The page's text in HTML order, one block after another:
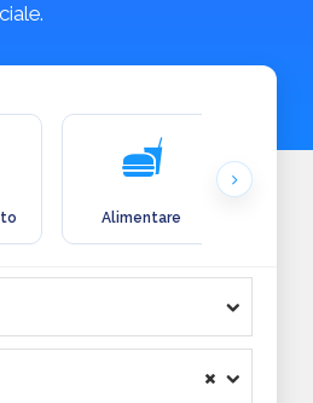
Alimentare